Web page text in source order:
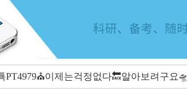
이제는걱정없다🔙알아보려구요🛸